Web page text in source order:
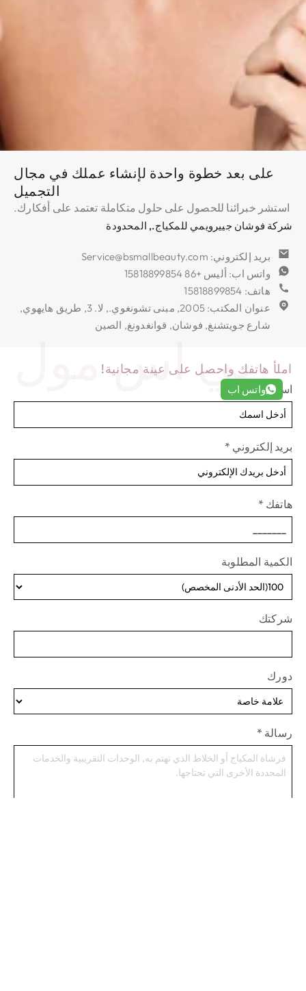
على بعد خطوة واحدة لإنشاء عملك في مجال
التجميل
استشر خبرائنا للحصول على حلول متكاملة تعتمد على أفكارك.
شركة فوشان جييرويمي للمكياج., المحدودة
بريد إلكتروني: Service@bsmallbeauty.com
واتس اب: أليس +86 15818899854
هاتف: 15818899854
عنوان المكتب: 2005, مبنى تشونغوي., لا. 3, طريق هايهوي,
شارع جويتشنغ, فوشان, قوانغدونغ, الصين
بي اس مول
املأ هاتفك واحصل على عينة مجانية!
اسم*
بريد إلكتروني*
هاتفك*
الكمية المطلوبة
شركتك
دورك
رسالة*
واتس اب